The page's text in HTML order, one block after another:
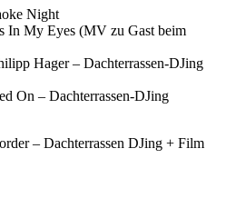
Night
In My Eyes (MV zu Gast beim
Hager – Dachterrassen-DJing
On – Dachterrassen-DJing
– Dachterrassen DJing + Film